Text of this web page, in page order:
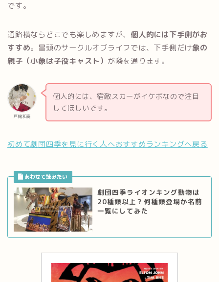
です。
通路横ならどこでも楽しめますが、 個人的には下手側がお
すすめ。冒頭のサークルオブライフでは、下手側だけ象の
親子（小象は子役キャスト） が隣を通ります。
戸鞠和奏
個人的には、宿敵スカーがイケボなので注目
してほしいです。
初めて劇団四季を見に行く人へおすすめランキングへ戻る
劇団四季ライオンキング動物は
20種類以上？何種類登場か名前
一覧にしてみた